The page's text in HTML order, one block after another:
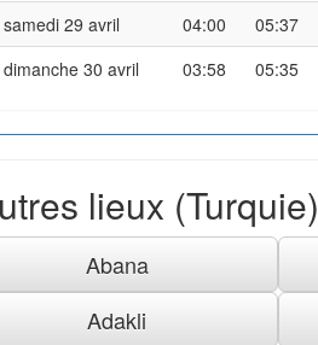
samedi 29 avril
04:00 05:37
dimanche 30 avril
03:58 05:35
lieux (Turquie)
Abana
Adakli